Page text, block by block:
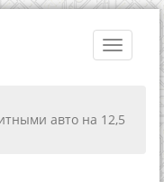
Toggle
авто на 12,5